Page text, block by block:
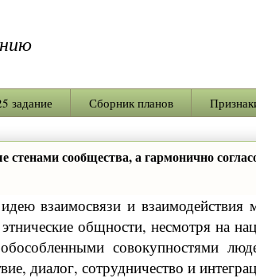
задание Сборник планов
сообщества, а гармонично
взаимосвязи и
общности, несмотря на
совокупностями
диалог, сотрудничество и